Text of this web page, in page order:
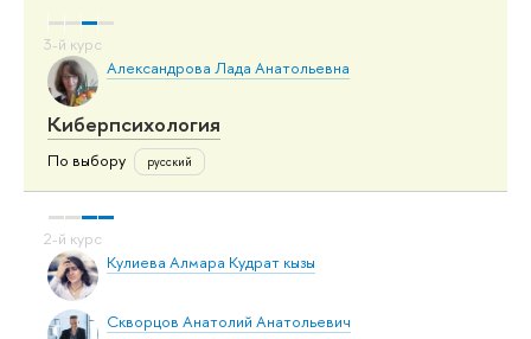
Александрова Лада Анатольевна
Киберпсихология
По выбору русский
Кулиева Алмара Кудрат кызы
Скворцов Анатолий Анатольевич